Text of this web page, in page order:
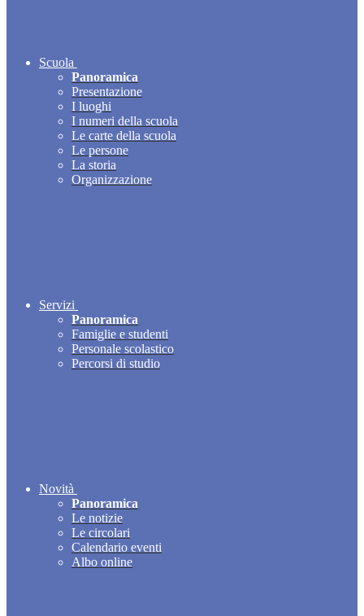
Scuola
Panoramica
Presentazione
I luoghi
I numeri della scuola
Le carte della scuola
Le persone
La storia
Organizzazione
Servizi
Panoramica
Famiglie e studenti
Personale scolastico
Percorsi di studio
Novità
Panoramica
Le notizie
Le circolari
Calendario eventi
Albo online